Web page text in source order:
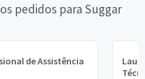
pedidos para Suggar
de Assistência